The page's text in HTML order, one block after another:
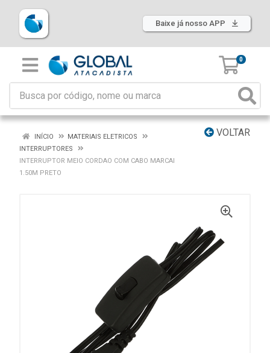
Baixe já nosso APP
0
VOLTAR
INÍCIO
MATERIAIS ELETRICOS
INTERRUPTORES
INTERRUPTOR MEIO CORDAO COM CABO MARCAI
1.50M PRETO